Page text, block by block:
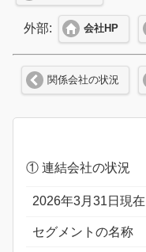
外部: 会社HP
関係会社の状況
① 連結会社の状況
2026年3月31日現在
セグメントの名称